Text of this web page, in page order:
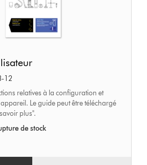
12
relatives à la configuration et
appareil. Le guide peut être téléchargé
plus".
de stock